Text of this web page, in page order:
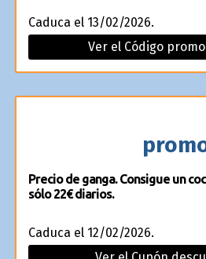
Caduca el 13/02/2026.
Ver el Código
Precio de ganga. Consigue un
sólo 22€ diarios.
Caduca el 12/02/2026.